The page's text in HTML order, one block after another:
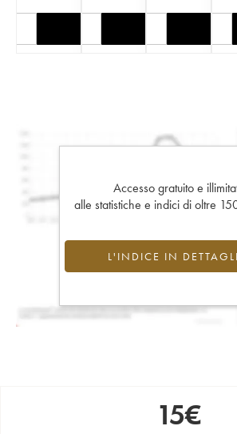
Accesso gratuito e
alle statistiche e indici di oltre
L'INDICE IN
15€